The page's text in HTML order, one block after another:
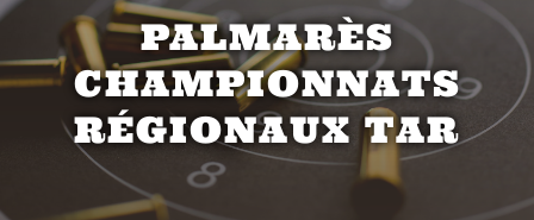
PALMARÈS
CHAMPIONNATS
RÉGIONAUX TAR